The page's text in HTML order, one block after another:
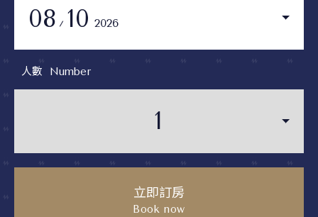
08 10 2026
人數 Number
立即訂房
Book now